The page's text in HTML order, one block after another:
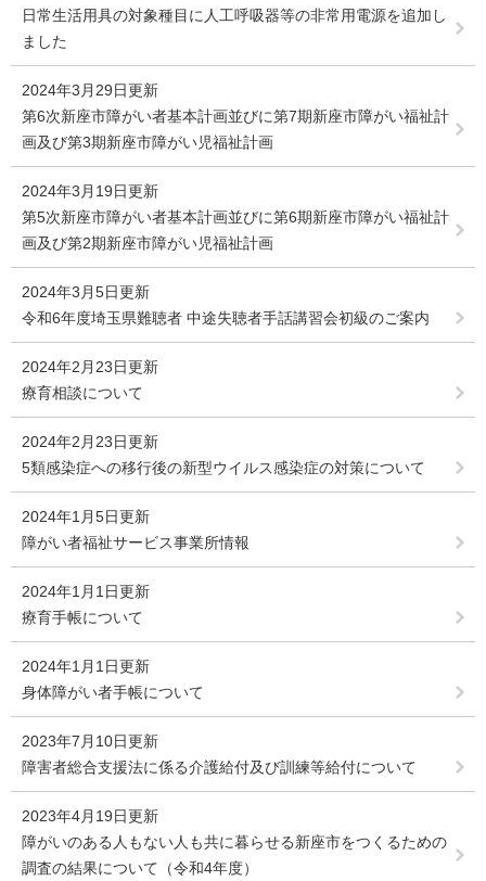
日常生活用具の対象種目に人工呼吸器等の非常用電源を追加し
ました
2024年3月29日更新
第6次新座市障がい者基本計画並びに第7期新座市障がい福祉計
画及び第3期新座市障がい児福祉計画
2024年3月19日更新
第5次新座市障がい者基本計画並びに第6期新座市障がい福祉計
画及び第2期新座市障がい児福祉計画
2024年3月5日更新
令和6年度埼玉県難聴者 中途失聴者手話講習会初級のご案内
2024年2月23日更新
療育相談について
2024年2月23日更新
5類感染症への移行後の新型ウイルス感染症の対策について
2024年1月5日更新
障がい者福祉サービス事業所情報
2024年1月1日更新
療育手帳について
2024年1月1日更新
身体障がい者手帳について
2023年7月10日更新
障害者総合支援法に係る介護給付及び訓練等給付について
2023年4月19日更新
障がいのある人もない人も共に暮らせる新座市をつくるための
調査の結果について（令和4年度）